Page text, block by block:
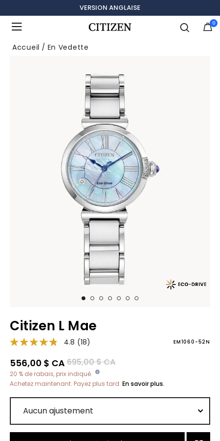
VERSION ANGLAISE
0
Accueil En Vedette
Citizen L Mae
4.8 (18) EM1060-52N
Prix réduit de
695,00 $ CAà
556,00 $ CA
20 % de rabais, prix indiqué.
Achetez maintenant. Payez plus tard. En savoir plus.